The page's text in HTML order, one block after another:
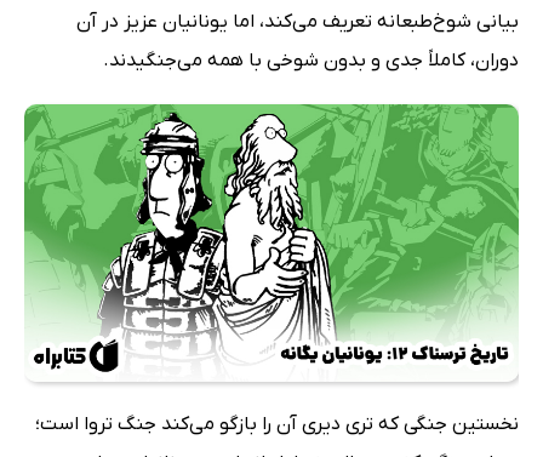
بیانی شوخ‌طبعانه تعریف می‌کند، اما یونانیان عزیز در آن
دوران، کاملاً جدی و بدون شوخی با همه می‌جنگیدند.
نخستین جنگی که تری دیری آن را بازگو می‌کند جنگ تروا است؛